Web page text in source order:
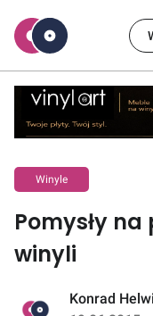
Winyle
Pomysły
winyli
Konrad